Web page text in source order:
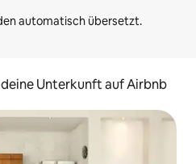
deine Unterkunft auf Airbnb